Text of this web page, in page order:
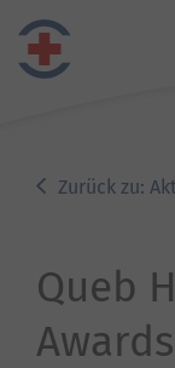
Zurück zu:
Queb